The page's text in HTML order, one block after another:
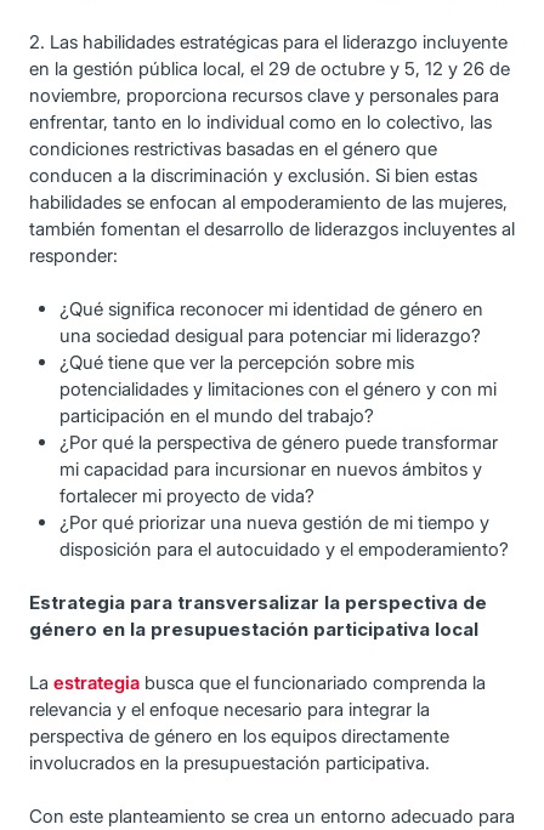
2. Las habilidades estratégicas para el liderazgo incluyente
en la gestión pública local, el 29 de octubre y 5, 12 y 26 de
noviembre, proporciona recursos clave y personales para
enfrentar, tanto en lo individual como en lo colectivo, las
condiciones restrictivas basadas en el género que
conducen a la discriminación y exclusión. Si bien estas
habilidades se enfocan al empoderamiento de las mujeres,
también fomentan el desarrollo de liderazgos incluyentes al
responder:
¿Qué significa reconocer mi identidad de género en
una sociedad desigual para potenciar mi liderazgo?
¿Qué tiene que ver la percepción sobre mis
potencialidades y limitaciones con el género y con mi
participación en el mundo del trabajo?
¿Por qué la perspectiva de género puede transformar
mi capacidad para incursionar en nuevos ámbitos y
fortalecer mi proyecto de vida?
¿Por qué priorizar una nueva gestión de mi tiempo y
disposición para el autocuidado y el empoderamiento?
Estrategia para transversalizar la perspectiva de
género en la presupuestación participativa local
La estrategia busca que el funcionariado comprenda la
relevancia y el enfoque necesario para integrar la
perspectiva de género en los equipos directamente
involucrados en la presupuestación participativa.
Con este planteamiento se crea un entorno adecuado para